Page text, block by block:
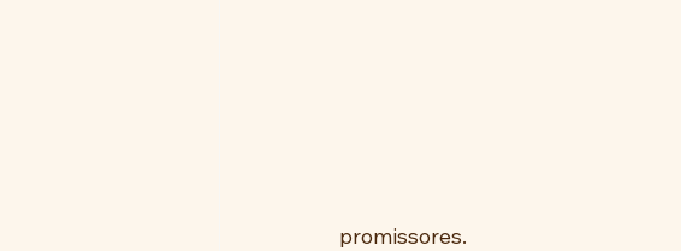
promissores.